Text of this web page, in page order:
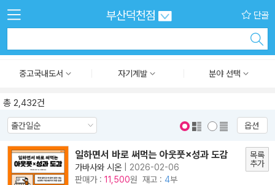
부산덕천점 단골
중고국내도서 자기계발 분야 선택
총 2,432건
옵션
일하면서 바로 써먹는 아웃풋×성과 도감
가바사와 시온
2026-02-06
판매가 : 11,500원 재고 : 4부
목록
추가